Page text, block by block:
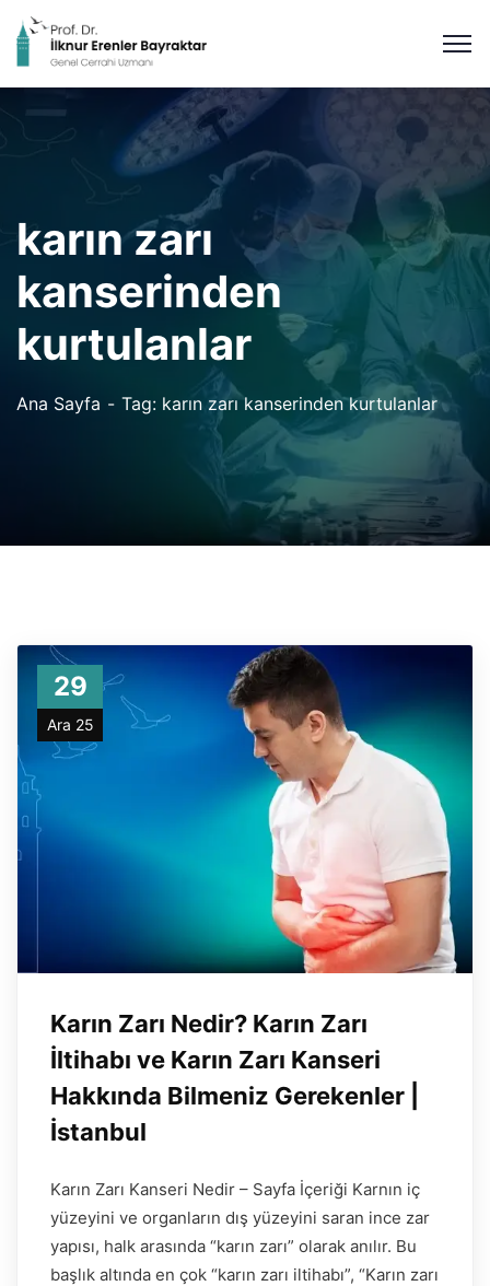
karın zarı
kanserinden
kurtulanlar
Ana Sayfa Tag: karın zarı kanserinden kurtulanlar
29
Ara 25
Karın Zarı Nedir? Karın Zarı
İltihabı ve Karın Zarı Kanseri
Hakkında Bilmeniz Gerekenler |
İstanbul
Karın Zarı Kanseri Nedir – Sayfa İçeriği Karnın iç
yüzeyini ve organların dış yüzeyini saran ince zar
yapısı, halk arasında “karın zarı” olarak anılır. Bu
başlık altında en çok “karın zarı iltihabı”, “Karın zarı